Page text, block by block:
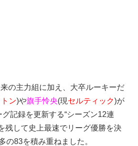
の主力組に加え、大卒ルーキーだ
ン)や旗手怜央(現セルティック)が
記録を更新する“シーズン12連
残して史上最速でリーグ優勝を決
の83を積み重ねました。